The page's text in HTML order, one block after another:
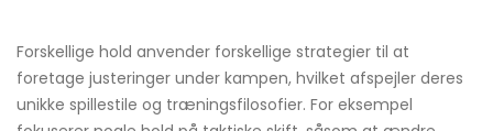
Forskellige hold anvender forskellige strategier til at
foretage justeringer under kampen, hvilket afspejler deres
unikke spillestile og træningsfilosofier. For eksempel